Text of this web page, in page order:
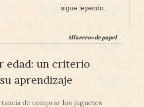
sigue leyendo...
Alfareros de papel
edad: un criterio
aprendizaje
de comprar los juguetes